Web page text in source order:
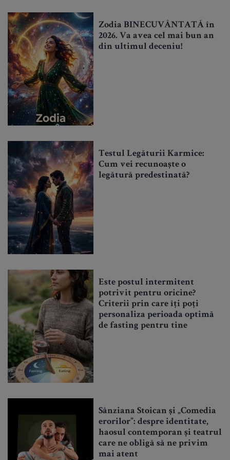
Zodia BINECUVÂNTATĂ în
2026. Va avea cel mai bun an
din ultimul deceniu!
Testul Legăturii Karmice:
Cum vei recunoaște o
legătură predestinată?
Este postul intermitent
potrivit pentru oricine?
Criterii prin care îți poți
personaliza perioada optimă
de fasting pentru tine
Sânziana Stoican și „Comedia
erorilor”: despre identitate,
haosul contemporan și teatrul
care ne obligă să ne privim
mai atent